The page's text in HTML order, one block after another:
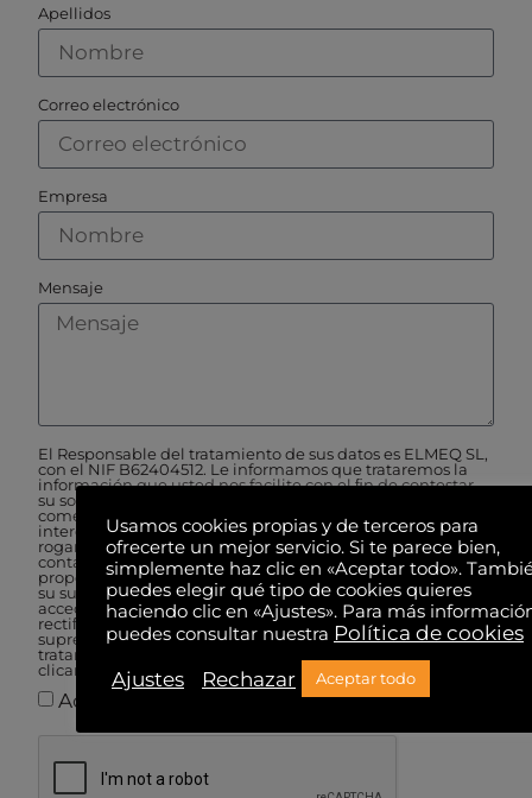
Apellidos
Correo electrónico
Empresa
Mensaje
El Responsable del tratamiento de sus datos es ELMEQ SL,
con el NIF B62404512. Le informamos que trataremos la
información que usted nos facilite con el ﬁn de contestar
su solicitud de información y de remitirle comunicación
comercial sobre nuestros servicios que puedan ser de su
interés. Si usted no desea recibir información comercial,
rogamos nos lo informe enviando un e-mail a
contacto@movendimotion.com Los datos personales
proporcionados se conservarán mientras usted no solicite
su supresión. Le informamos que usted tiene derecho a
acceder a sus datos personales, así como a solicitar la
rectiﬁcación de los datos inexactos o, en su caso, solicitar su
supresión a cualquier momento.La base legal para el
tratamiento de sus datos es el consentimiento otorgado al
clicar la casilla de aceptación al ﬁnal de este formulario.
Acepto la política de privacidad.
Usamos cookies propias y de terceros para
ofrecerte un mejor servicio. Si te parece bien,
simplemente haz clic en «Aceptar todo».
puedes elegir qué tipo de cookies quieres
haciendo clic en «Ajustes». Para más
puedes consultar nuestra Política de cookies
Ajustes
Rechazar Aceptar todo